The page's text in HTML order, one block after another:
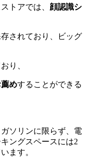
トアでは、 顔認識シ
されており、ビッグ
り、
めすることができる
ソリンに限らず、電
ングスペースには2
ます。